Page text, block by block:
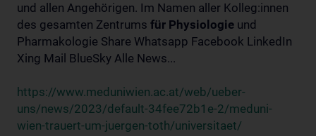
und allen Angehörigen. Im Namen aller Kolleg:innen
des gesamten Zentrums für Physiologie und
Pharmakologie Share Whatsapp Facebook LinkedIn
Xing Mail BlueSky Alle News...
https://www.meduniwien.ac.at/web/ueber-
uns/news/2023/default-34fee72b1e-2/meduni-
wien-trauert-um-juergen-toth/universitaet/